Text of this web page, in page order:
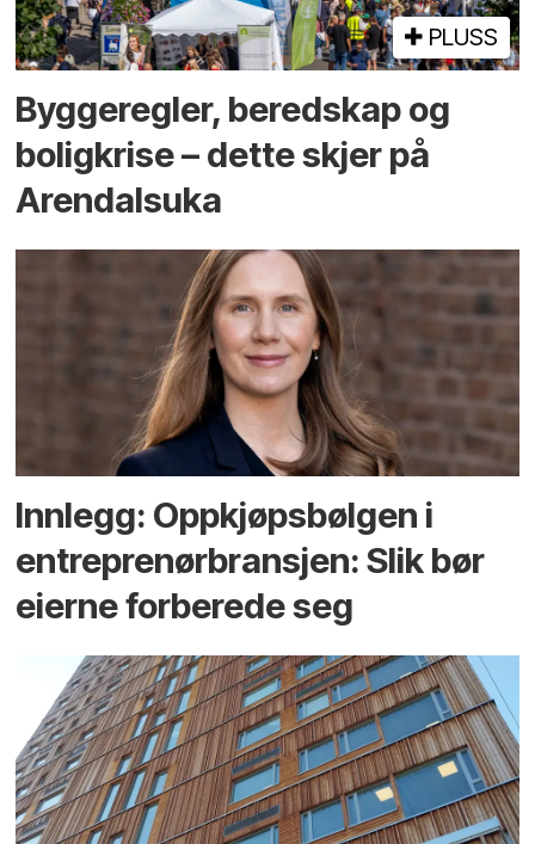
PLUSS
Bygge­regler, beredskap og
bolig­krise – dette skjer på
Arendals­uka
Innlegg: Oppkjøps­bølgen i
entreprenør­bransjen: Slik bør
eierne forberede seg